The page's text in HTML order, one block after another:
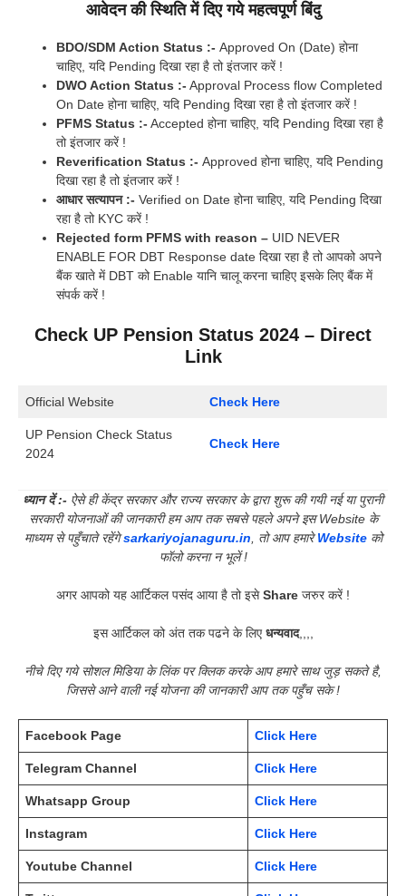
आवेदन की स्थिति में दिए गये महत्वपूर्ण बिंदु
BDO/SDM Action Status :- Approved On (Date) होना
चाहिए, यदि Pending दिखा रहा है तो इंतजार करें !
DWO Action Status :- Approval Process flow Completed
On Date होना चाहिए, यदि Pending दिखा रहा है तो इंतजार करें !
PFMS Status :- Accepted होना चाहिए, यदि Pending दिखा रहा है
तो इंतजार करें !
Reverification Status :- Approved होना चाहिए, यदि Pending
दिखा रहा है तो इंतजार करें !
आधार सत्यापन :- Verified on Date होना चाहिए, यदि Pending दिखा
रहा है तो KYC करें !
Rejected form PFMS with reason – UID NEVER
ENABLE FOR DBT Response date दिखा रहा है तो आपको अपने
बैंक खाते में DBT को Enable यानि चालू करना चाहिए इसके लिए बैंक में
संपर्क करें !
Check UP Pension Status 2024 – Direct
Link
Official Website Check Here
UP Pension Check Status
2024
Check Here
ध्यान दें :- ऐसे ही केंद्र सरकार और राज्य सरकार के द्वारा शुरू की गयी नई या पुरानी
सरकारी योजनाओं की जानकारी हम आप तक सबसे पहले अपने इस Website के
माध्यम से पहुँचाते रहेंगेsarkariyojanaguru.in, तो आप हमारेWebsiteको
फॉलो करना न भूलें !
अगर आपको यह आर्टिकल पसंद आया है तो इसेShare जरुर करें !
इस आर्टिकल को अंत तक पढने के लिएधन्यवाद,,,,
नीचे दिए गये सोशल मिडिया के लिंक पर क्लिक करके आप हमारे साथ जुड़ सकते है,
जिससे आने वाली नई योजना की जानकारी आप तक पहुँच सके !
Facebook Page Click Here
Telegram Channel Click Here
Whatsapp Group Click Here
Instagram Click Here
Youtube Channel Click Here